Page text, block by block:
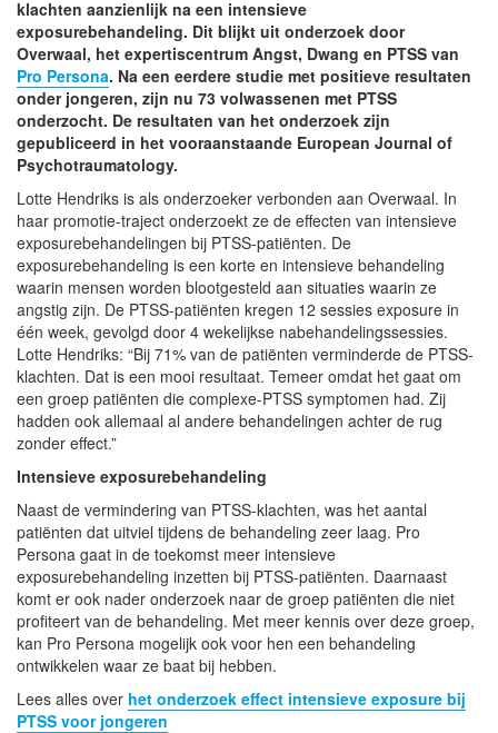
klachten aanzienlijk na een intensieve
exposurebehandeling. Dit blijkt uit onderzoek door
Overwaal, het expertiscentrum Angst, Dwang en PTSS van
Pro Persona. Na een eerdere studie met positieve resultaten
onder jongeren, zijn nu 73 volwassenen met PTSS
onderzocht. De resultaten van het onderzoek zijn
gepubliceerd in het vooraanstaande European Journal of
Psychotraumatology.
Lotte Hendriks is als onderzoeker verbonden aan Overwaal. In
haar promotie-traject onderzoekt ze de effecten van intensieve
exposurebehandelingen bij PTSS-patiënten. De
exposurebehandeling is een korte en intensieve behandeling
waarin mensen worden blootgesteld aan situaties waarin ze
angstig zijn. De PTSS-patiënten kregen 12 sessies exposure in
één week, gevolgd door 4 wekelijkse nabehandelingssessies.
Lotte Hendriks: “Bij 71% van de patiënten verminderde de PTSS-
klachten. Dat is een mooi resultaat. Temeer omdat het gaat om
een groep patiënten die complexe-PTSS symptomen had. Zij
hadden ook allemaal al andere behandelingen achter de rug
zonder effect.”
Intensieve exposurebehandeling
Naast de vermindering van PTSS-klachten, was het aantal
patiënten dat uitviel tijdens de behandeling zeer laag. Pro
Persona gaat in de toekomst meer intensieve
exposurebehandeling inzetten bij PTSS-patiënten. Daarnaast
komt er ook nader onderzoek naar de groep patiënten die niet
profiteert van de behandeling. Met meer kennis over deze groep,
kan Pro Persona mogelijk ook voor hen een behandeling
ontwikkelen waar ze baat bij hebben.
Lees alles over het onderzoek effect intensieve exposure bij
PTSS voor jongeren